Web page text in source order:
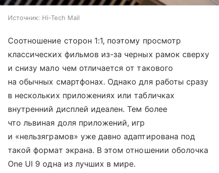
Источник: Hi-Tech Mail
Соотношение сторон 1:1, поэтому просмотр
классических фильмов из-за черных рамок сверху
и снизу мало чем отличается от такового
на обычных смартфонах. Однако для работы сразу
в нескольких приложениях или табличках
внутренний дисплей идеален. Тем более
что львиная доля приложений, игр
и «нельзяграмов» уже давно адаптирована под
такой формат экрана. В этом отношении оболочка
One UI 9 одна из лучших в мире.